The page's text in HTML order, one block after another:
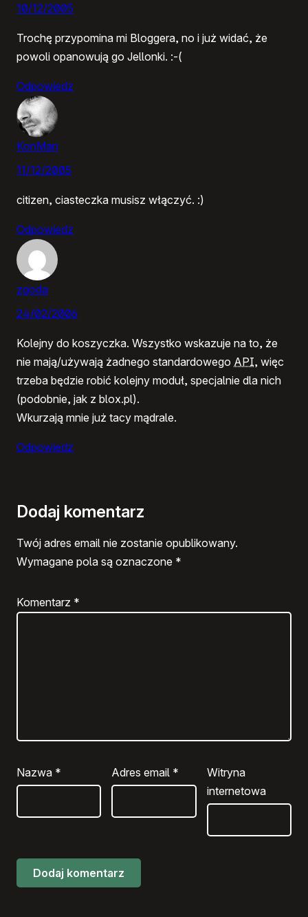
10/12/2005
Trochę przypomina mi Bloggera, no i już widać, że
powoli opanowują go Jellonki. :-(
Odpowiedz
KonMan
11/12/2005
citizen, ciasteczka musisz włączyć. :)
Odpowiedz
zgoda
24/02/2006
Kolejny do koszyczka. Wszystko wskazuje na to, że
nie mają/używają żadnego standardowego API, więc
trzeba będzie robić kolejny moduł, specjalnie dla nich
(podobnie, jak z blox.pl).
Wkurzają mnie już tacy mądrale.
Odpowiedz
Dodaj komentarz
Twój adres email nie zostanie opublikowany.
Wymagane pola są oznaczone *
Komentarz *
Nazwa * Adres email *
Witryna
internetowa